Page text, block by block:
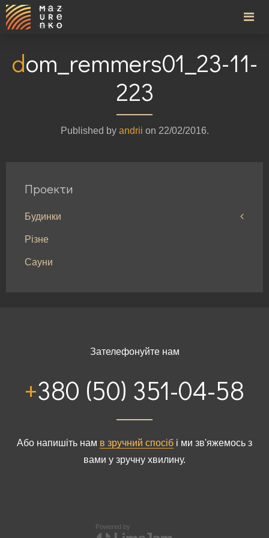
dom_remmers01_23-11-
223
Published by andrii on 22/02/2016.
Проекти
Будинки
Будинки до 100м²
Будинки від 100 до 200м²
Різне
Сауни
Зателефонуйте нам
+380 (50) 351-04-58
Або напишіть нам в зручний спосіб і ми зв'яжемось з
вами у зручну хвилину.
Powered by